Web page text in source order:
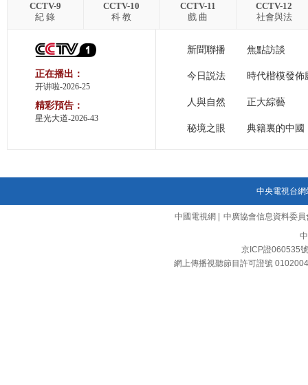
CCTV-9
紀 錄
CCTV-10
科 教
CCTV-11
戲 曲
CCTV-12
社會與法
正在播出：
开讲啦-2026-25
精彩預告：
星光大道-2026-43
新聞聯播 焦點訪談
今日説法 時代楷模發佈
人與自然 正大綜藝
秘境之眼 典籍裏的中國
中央電視台網
中國電視網
中廣協會信息資料委員
京ICP證060535
網上傳播視聽節目許可證號